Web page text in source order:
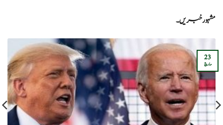
مشہور خبریں۔
23
مارچ